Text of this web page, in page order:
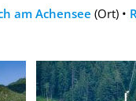
am Achensee (Ort) •